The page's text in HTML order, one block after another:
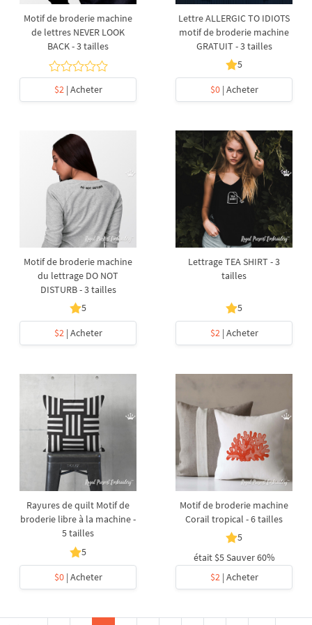
Motif de broderie machine
de lettres NEVER LOOK
BACK - 3 tailles
$2| Acheter
Lettre ALLERGIC TO IDIOTS
motif de broderie machine
GRATUIT - 3 tailles
5
$0| Acheter
Motif de broderie machine
du lettrage DO NOT
DISTURB - 3 tailles
5
$2| Acheter
Lettrage TEA SHIRT - 3
tailles
5
$2| Acheter
Rayures de quilt Motif de
broderie libre à la machine -
5 tailles
5
$0| Acheter
Motif de broderie machine
Corail tropical - 6 tailles
5
était $5Sauver 60%
$2| Acheter